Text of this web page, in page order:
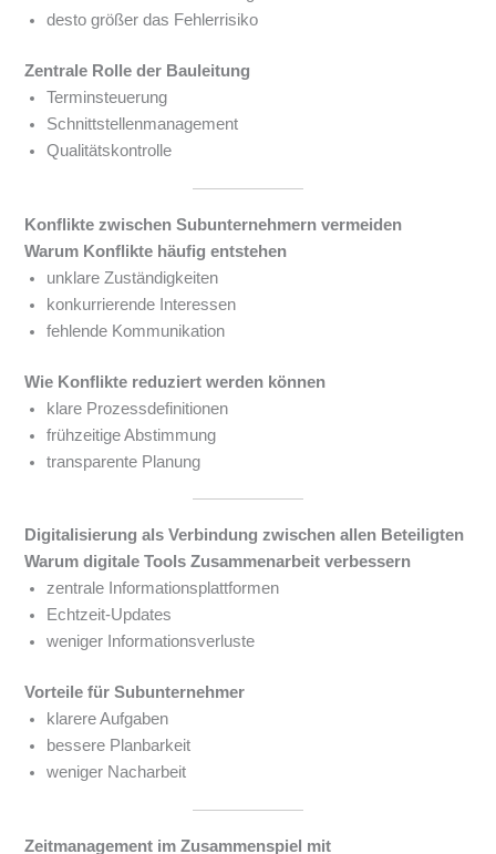
desto größer das Fehlerrisiko
Zentrale Rolle der Bauleitung
Terminsteuerung
Schnittstellenmanagement
Qualitätskontrolle
Konflikte zwischen Subunternehmern vermeiden
Warum Konflikte häufig entstehen
unklare Zuständigkeiten
konkurrierende Interessen
fehlende Kommunikation
Wie Konflikte reduziert werden können
klare Prozessdefinitionen
frühzeitige Abstimmung
transparente Planung
Digitalisierung als Verbindung zwischen allen Beteiligten
Warum digitale Tools Zusammenarbeit verbessern
zentrale Informationsplattformen
Echtzeit-Updates
weniger Informationsverluste
Vorteile für Subunternehmer
klarere Aufgaben
bessere Planbarkeit
weniger Nacharbeit
Zeitmanagement im Zusammenspiel mit